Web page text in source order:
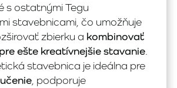
s ostatnými Tegu
stavebnicami, čo umožňuje
zbierku a kombinovať
ešte kreatívnejšie stavanie.
stavebnica je ideálna pre
, podporuje